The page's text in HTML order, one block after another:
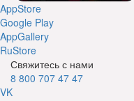
AppStore
Google Play
AppGallery
RuStore
Свяжитесь с нами
8 800 707 47 47
VK